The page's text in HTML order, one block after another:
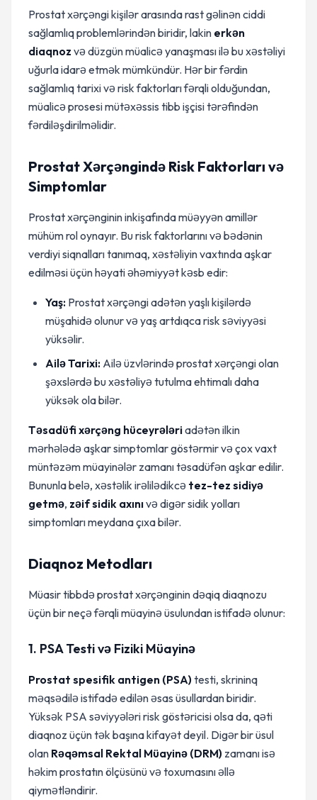
Prostat xərçəngi kişilər arasında rast gəlinən ciddi
sağlamlıq problemlərindən biridir, lakin erkən
diaqnoz və düzgün müalicə yanaşması ilə bu xəstəliyi
uğurla idarə etmək mümkündür. Hər bir fərdin
sağlamlıq tarixi və risk faktorları fərqli olduğundan,
müalicə prosesi mütəxəssis tibb işçisi tərəfindən
fərdiləşdirilməlidir.
Prostat Xərçəngində Risk Faktorları və
Simptomlar
Prostat xərçənginin inkişafında müəyyən amillər
mühüm rol oynayır. Bu risk faktorlarını və bədənin
verdiyi siqnalları tanımaq, xəstəliyin vaxtında aşkar
edilməsi üçün həyati əhəmiyyət kəsb edir:
Yaş: Prostat xərçəngi adətən yaşlı kişilərdə
müşahidə olunur və yaş artdıqca risk səviyyəsi
yüksəlir.
Ailə Tarixi: Ailə üzvlərində prostat xərçəngi olan
şəxslərdə bu xəstəliyə tutulma ehtimalı daha
yüksək ola bilər.
Təsadüfi xərçəng hüceyrələriadətən ilkin
mərhələdə aşkar simptomlar göstərmir və çox vaxt
müntəzəm müayinələr zamanı təsadüfən aşkar edilir.
Bununla belə, xəstəlik irəlilədikcə tez-tez sidiyə
getmə, zəif sidik axınıvə digər sidik yolları
simptomları meydana çıxa bilər.
Diaqnoz Metodları
Müasir tibbdə prostat xərçənginin dəqiq diaqnozu
üçün bir neçə fərqli müayinə üsulundan istifadə olunur:
1. PSA Testi və Fiziki Müayinə
Prostat spesifik antigen (PSA)testi, skrininq
məqsədilə istifadə edilən əsas üsullardan biridir.
Yüksək PSA səviyyələri risk göstəricisi olsa da, qəti
diaqnoz üçün tək başına kifayət deyil. Digər bir üsul
olan Rəqəmsal Rektal Müayinə (DRM) zamanı isə
həkim prostatın ölçüsünü və toxumasını əllə
qiymətləndirir.